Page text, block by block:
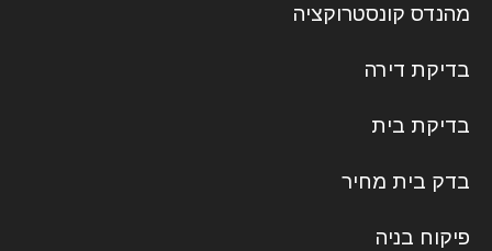
מהנדס קונסטרוקציה
בדיקת דירה
בדיקת בית
בדק בית מחיר
פיקוח בניה